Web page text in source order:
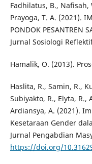
Fadhilatus, B., Nafisah,
Prayoga, T. A. (2021).
PONDOK PESANTREN
Jurnal Sosiologi
Hamalik, O. (2013).
Haslita, R., Samin, R.,
Subiyakto, R., Elyta,
Ardiansya, A. (2021).
Kesetaraan Gender
Jurnal Pengabdian
https://doi.org/